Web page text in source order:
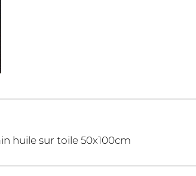
huile sur toile 50x100cm